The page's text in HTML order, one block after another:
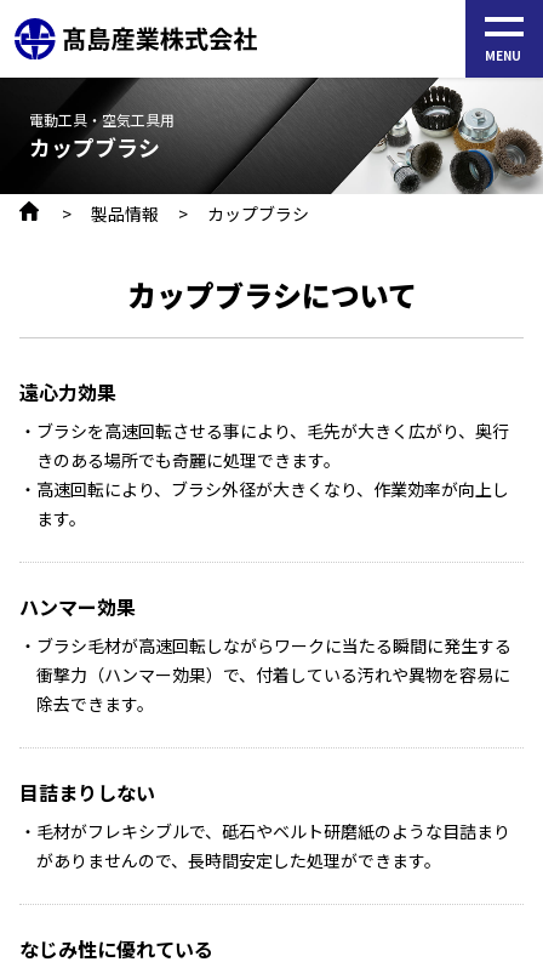
i
MENU
電動工具・空気工具用
カップブラシ
製品情報 カップブラシ
カップブラシについて
遠心力効果
ブラシを高速回転させる事により、毛先が大きく広がり、奥行
きのある場所でも奇麗に処理できます。
高速回転により、ブラシ外径が大きくなり、作業効率が向上し
ます。
ハンマー効果
ブラシ毛材が高速回転しながらワークに当たる瞬間に発生する
衝撃力（ハンマー効果）で、付着している汚れや異物を容易に
除去できます。
目詰まりしない
毛材がフレキシブルで、砥石やベルト研磨紙のような目詰まり
がありませんので、長時間安定した処理ができます。
なじみ性に優れている